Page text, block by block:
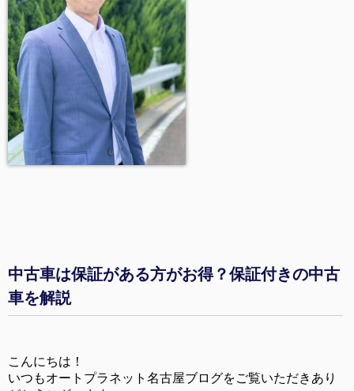
中古車は保証がある方がお得？保証付きの中古
車を解説
こんにちは！
いつもオートプラネット名古屋ブログをご覧いただきあり